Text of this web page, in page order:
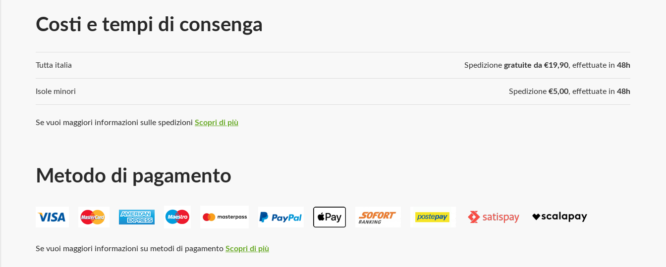
Costi e tempi di consenga
Tutta italia Spedizione gratuite da €19,90, effettuate in 48h
Isole minori Spedizione €5,00, effettuate in 48h
Se vuoi maggiori informazioni sulle spedizioni Scopri di più
Metodo di pagamento
Se vuoi maggiori informazioni su metodi di pagamento Scopri di più